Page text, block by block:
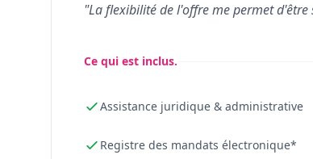
"La flexibilité de l'offre me permet
Ce qui est inclus.
Assistance juridique & administrative
Registre des mandats électronique*